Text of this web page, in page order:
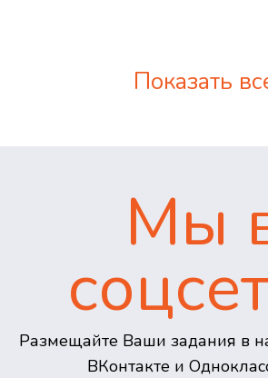
Показать
Мы
Размещайте Ваши задания в
ВКонтакте и